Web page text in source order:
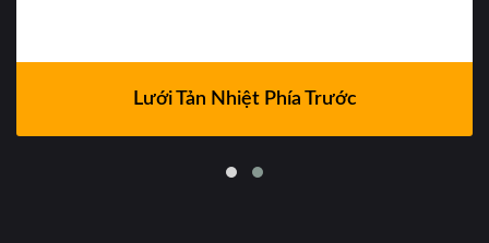
Lưới Tản Nhiệt Phía Trước